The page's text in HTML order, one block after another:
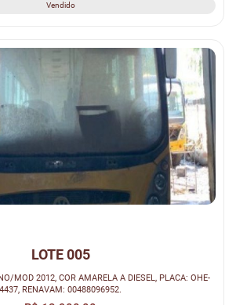
Vendido
LOTE 005
MOD 2012, COR AMARELA A DIESEL, PLACA: OHE-
4437, RENAVAM: 00488096952.